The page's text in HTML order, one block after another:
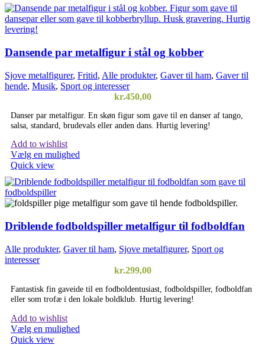
Dansende par metalfigur i stål og kobber
Sjove metalfigurer, Fritid, Alle produkter, Gaver til ham, Gaver til
hende, Musik, Sport og interesser
kr.450,00
Danser par metalfigur. En skøn figur som gave til en danser af tango,
salsa, standard, brudevals eller anden dans. Hurtig levering!
Add to wishlist
Vælg en mulighed
Quick view
Driblende fodboldspiller metalfigur til fodboldfan
Alle produkter, Gaver til ham, Sjove metalfigurer, Sport og
interesser
kr.299,00
Fantastisk fin gaveide til en fodboldentusiast, fodboldspiller, fodboldfan
eller som trofæ i den lokale boldklub. Hurtig levering!
Add to wishlist
Vælg en mulighed
Quick view